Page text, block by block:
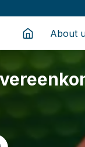
About